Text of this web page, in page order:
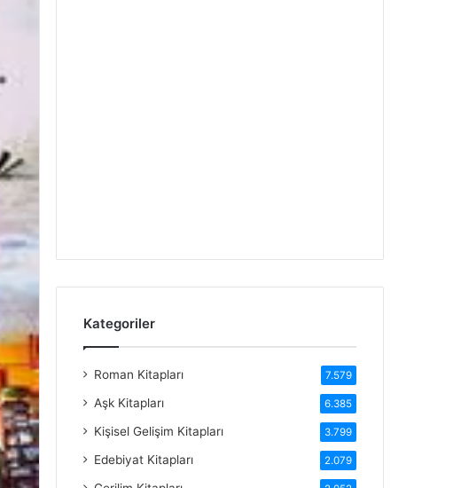
Kategoriler
Roman Kitapları 7.579
Aşk Kitapları 6.385
Kişisel Gelişim Kitapları 3.799
Edebiyat Kitapları 2.079